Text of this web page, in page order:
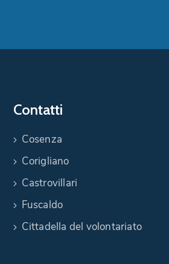
Contatti
Cosenza
Corigliano
Castrovillari
Fuscaldo
Cittadella del volontariato